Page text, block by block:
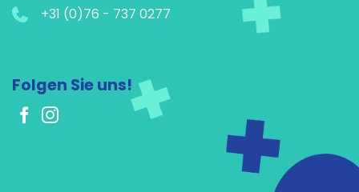
+31 (0)76 - 737 0277
Folgen Sie uns!